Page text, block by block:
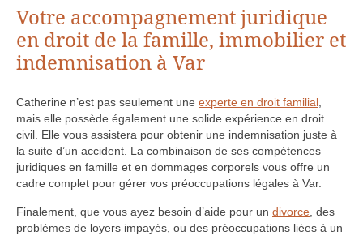
Votre accompagnement juridique
en droit de la famille, immobilier et
indemnisation à Var
Catherine n’est pas seulement une experte en droit familial,
mais elle possède également une solide expérience en droit
civil. Elle vous assistera pour obtenir une indemnisation juste à
la suite d’un accident. La combinaison de ses compétences
juridiques en famille et en dommages corporels vous offre un
cadre complet pour gérer vos préoccupations légales à Var.
Finalement, que vous ayez besoin d’aide pour un divorce , des
problèmes de loyers impayés, ou des préoccupations liées à un